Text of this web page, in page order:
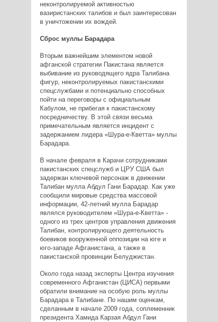
неконтролируемой активностью
вазиристанских талибов и был заинтересован
в уничтожении их вождей.
Сброс муллы Барадара
Вторым важнейшим элементом новой
афганской стратегии Пакистана является
выбивание из руководящего ядра Талибана
фигур, неконтролируемых пакистанскими
спецслужбами и потенциально способных
пойти на переговоры с официальным
Кабулом, не прибегая к пакистанскому
посредничеству. В этой связи весьма
примечательным является инцидент с
задержанием лидера «Шура-е-Кветта» муллы
Барадара.
В начале февраля в Карачи сотрудниками
пакистанских спецслужб и ЦРУ США был
задержан ключевой персонаж в движении
Талибан мулла Абдул Гани Барадар. Как уже
сообщили мировые средства массовой
информации, 42-летний мулла Барадар
являлся руководителем «Шура-е-Кветта» -
одного из трех центров управления движения
Талибан, контролирующего деятельность
боевиков вооруженной оппозиции на юге и
юго-западе Афганистана, а также в
пакистанской провинции Белуджистан.
Около года назад эксперты Центра изучения
современного Афганистан (ЦИСА) первыми
обратили внимание на особую роль муллы
Барадара в Талибане. По нашим оценкам,
сделанным в начале 2009 года, соплеменник
президента Хамида Карзая Абдул Гани